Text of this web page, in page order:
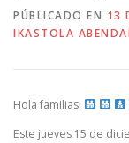
PÚBLICADO EN 13
IKASTOLA
Hola familias!
Este jueves 15 de